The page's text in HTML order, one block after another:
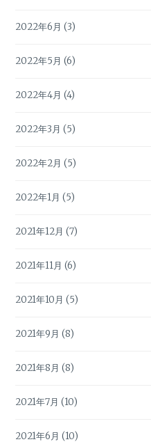
2022年6月 (3)
2022年5月 (6)
2022年4月 (4)
2022年3月 (5)
2022年2月 (5)
2022年1月 (5)
2021年12月 (7)
2021年11月 (6)
2021年10月 (5)
2021年9月 (8)
2021年8月 (8)
2021年7月 (10)
2021年6月 (10)